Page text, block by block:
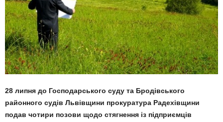
28 липня до Господарського суду та Бродівського
районного судів Львівщини прокуратура Радехівщини
подав чотири позови щодо стягнення із підприємців